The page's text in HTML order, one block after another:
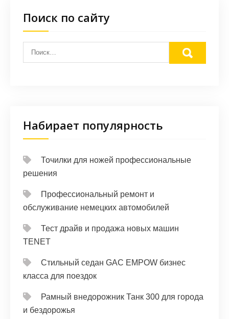
Поиск по сайту
Набирает популярность
Точилки для ножей профессиональные
решения
Профессиональный ремонт и
обслуживание немецких автомобилей
Тест драйв и продажа новых машин
TENET
Стильный седан GAC EMPOW бизнес
класса для поездок
Рамный внедорожник Танк 300 для города
и бездорожья